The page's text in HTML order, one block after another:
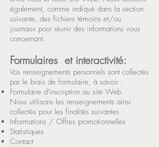
également, comme indiqué dans la section
suivante, des fichiers témoins et/ou
journaux pour réunir des informations vous
concernant.
Formulaires et interactivité:
Vos renseignements personnels sont collectés
par le biais de formulaire, à savoir :
Formulaire d'inscription au site Web
Nous utilisons les renseignements ainsi
collectés pour les finalités suivantes :
Informations / Offres promotionnelles
Statistiques
Contact